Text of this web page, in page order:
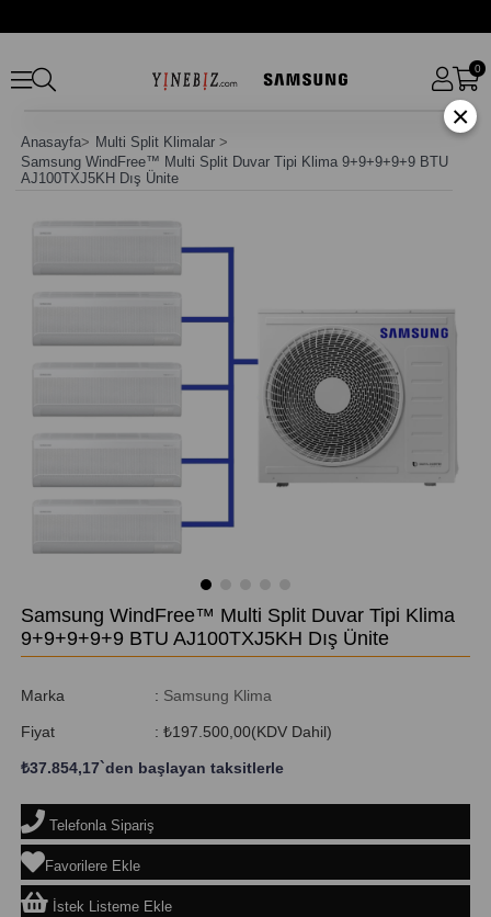
0
Anasayfa> Multi Split Klimalar>
Samsung WindFree™ Multi Split Duvar Tipi Klima 9+9+9+9+9 BTU
AJ100TXJ5KH Dış Ünite
Samsung WindFree™ Multi Split Duvar Tipi Klima
9+9+9+9+9 BTU AJ100TXJ5KH Dış Ünite
Marka : Samsung Klima
Fiyat : ₺197.500,00(KDV Dahil)
₺37.854,17`den başlayan taksitlerle
Telefonla Sipariş
Favorilere Ekle
İstek Listeme Ekle
×